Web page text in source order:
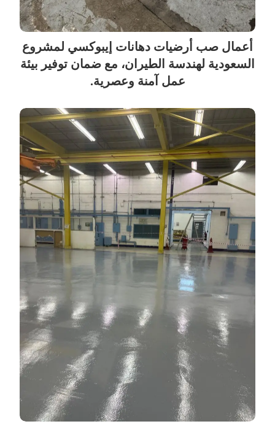
أعمال صب أرضيات دهانات إيبوكسي لمشروع
السعودية لهندسة الطيران، مع ضمان توفير بيئة
عمل آمنة وعصرية.